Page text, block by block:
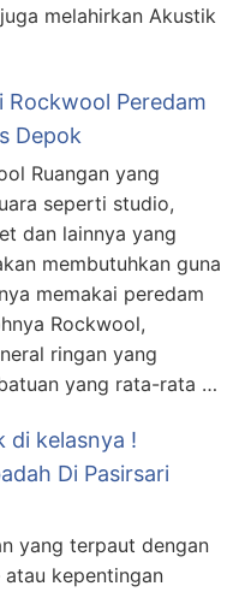
melahirkan Akustik
Rockwool Peredam
Depok
Ruangan yang
seperti studio,
dan lainnya yang
membutuhkan guna
memakai peredam
Rockwool,
ringan yang
yang rata-rata …
di kelasnya !
Di Pasirsari
yang terpaut dengan
atau kepentingan